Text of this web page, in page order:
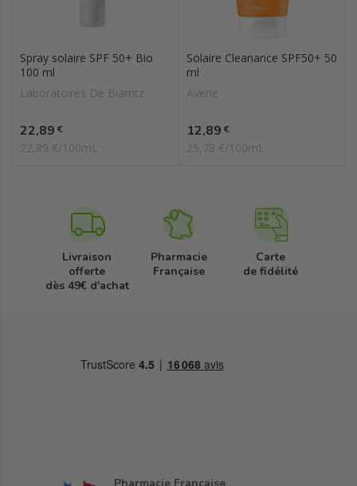
Spray solaire SPF 50+ Bio
100 ml
Laboratoires De Biarritz
Prix
22,89 €
22,89 €/100mL
Solaire Cleanance SPF50+ 50
ml
Avene
Prix
12,89 €
25,78 €/100mL
Livraison
offerte
dès 49€ d'achat
Pharmacie
Française
Carte
de fidélité